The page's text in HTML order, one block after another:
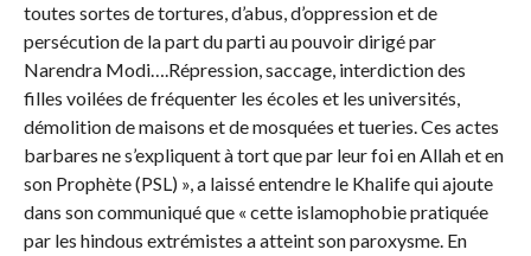
toutes sortes de tortures, d’abus, d’oppression et de
persécution de la part du parti au pouvoir dirigé par
Narendra Modi….Répression, saccage, interdiction des
filles voilées de fréquenter les écoles et les universités,
démolition de maisons et de mosquées et tueries. Ces actes
barbares ne s’expliquent à tort que par leur foi en Allah et en
son Prophète (PSL) », a laissé entendre le Khalife qui ajoute
dans son communiqué que « cette islamophobie pratiquée
par les hindous extrémistes a atteint son paroxysme. En